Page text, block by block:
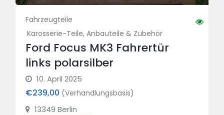
Fahrzeugteile
Karosserie-Teile, Anbauteile & Zubehör
Ford Focus MK3 Fahrertür
links polarsilber
10. April 2025
€239,00 (Verhandlungsbasis)
13349 Berlin